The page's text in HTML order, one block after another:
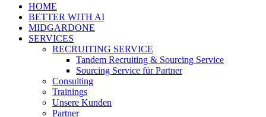
HOME
BETTER WITH AI
MIDGARDONE
SERVICES
RECRUITING SERVICE
Tandem Recruiting & Sourcing Service
Sourcing Service für Partner
Consulting
Trainings
Unsere Kunden
Partner